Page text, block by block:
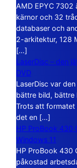
AMD EPYC 7302
kärnor och 32
databaser och
2-arkitektur, 128
[…]
LaserDisc – den
DVD
LaserDisc var
bättre bild, bättre
Trots att
det en […]
HP ProBook 430
Windows 11
HP ProBook 430
påkostad